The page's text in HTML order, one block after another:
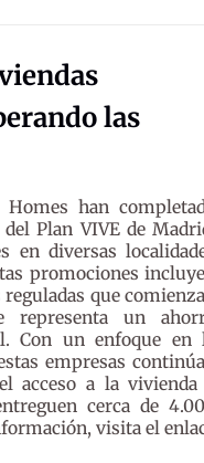
las
Homes han
Plan VIVE de
en diversas
promociones
que
representa un
Con un enfoque en
empresas
acceso a la vivienda
cerca de
visita el